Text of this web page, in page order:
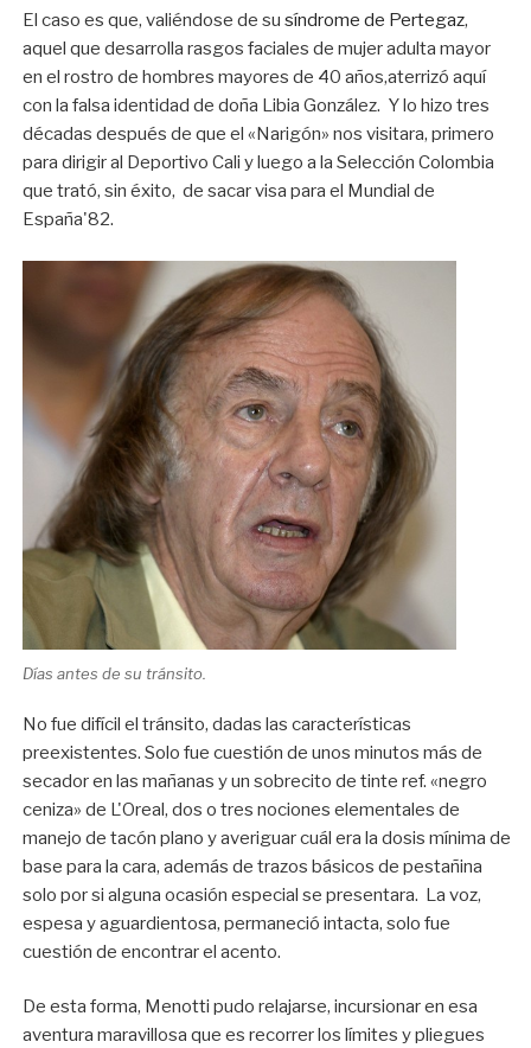
El caso es que, valiéndose de susíndrome de Pertegaz,
aquel que desarrolla rasgos faciales de mujer adulta mayor
en el rostro de hombres mayores de 40 años,aterrizó aquí
con la falsa identidad de doña Libia González. Y lo hizo tres
décadas después de que el «Narigón» nos visitara, primero
para dirigir al Deportivo Cali y luego a la Selección Colombia
que trató, sin éxito, de sacar visa para el Mundial de
España'82.
Días antes de su tránsito.
No fue difícil el tránsito, dadas las características
preexistentes. Solo fue cuestión de unos minutos más de
secador en las mañanas y un sobrecito de tinte ref. «negro
ceniza» de L'Oreal, dos o tres nociones elementales de
manejo de tacón plano y averiguar cuál era la dosis mínima de
base para la cara, además de trazos básicos de pestañina
solo por si alguna ocasión especial se presentara. La voz,
espesa y aguardientosa, permaneció intacta, solo fue
cuestión de encontrar el acento.
De esta forma, Menotti pudo relajarse, incursionar en esa
aventura maravillosa que es recorrer los límites y pliegues